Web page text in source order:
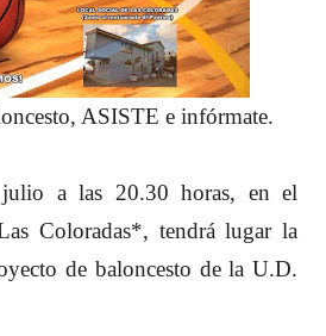
ASISTE e infórmate.
a las 20.30 horas, en el
Coloradas*, tendrá lugar la
de baloncesto de la U.D.